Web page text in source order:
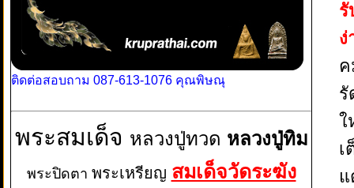
ติดต่อสอบถาม 087-613-1076 คุณพิษณุ
พระสมเด็จ หลวงปู่ทวด หลวงปู่ทิม
พระปิดตา พระเหรียญ สมเด็จวัดระฆัง
รั
ง่
ค
รั
ใ
เ